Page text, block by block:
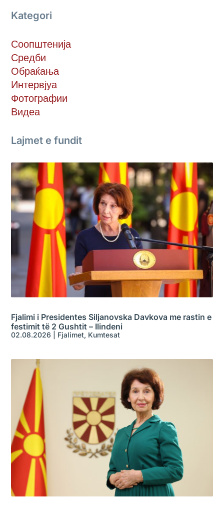
Kategori
Соопштенија
Средби
Обраќања
Интервјуа
Фотографии
Видеа
Lajmet e fundit
Fjalimi i Presidentes Siljanovska Davkova me rastin e
festimit të 2 Gushtit – Ilindeni
02.08.2026 Fjalimet, Kumtesat